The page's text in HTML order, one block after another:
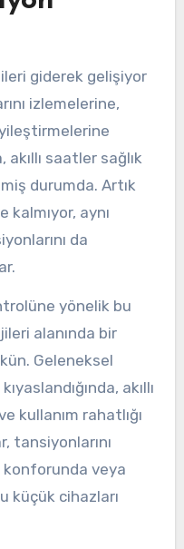
giderek gelişiyor
izlemelerine,
akıllı saatler sağlık
durumda. Artık
kalmıyor, aynı
da
yönelik bu
alanında bir
Geleneksel
akıllı
kullanım rahatlığı
tansiyonlarını
veya
küçük cihazları